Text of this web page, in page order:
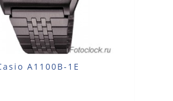
A1100B-1E